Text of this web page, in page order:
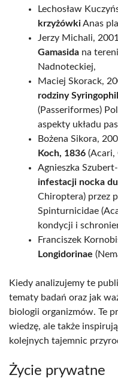
Lechosław
krzyżówkiAnas
Jerzy Michali,
Gamasida na
Nadnoteckiej,
Maciej Skorack,
rodziny
(Passeriformes)
aspekty układu
Bożena Sikora,
Koch, 1836 (Acari,
Agnieszka
infestacji nocka
Chiroptera) przez
Spinturnicidae
kondycji i
Franciszek
Longidorinae
Kiedy analizujemy te
tematy badań oraz jak
biologii organizmów. Te
wiedzę, ale także
kolejnych tajemnic
Życie prywatne